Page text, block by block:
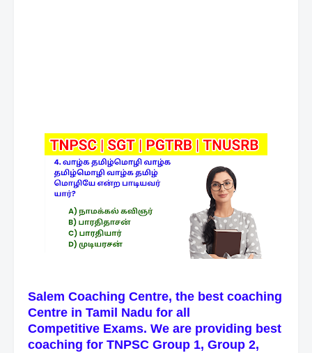
Salem Coaching Centre, the best coaching
Centre in Tamil Nadu for all
Competitive Exams. We are providing best
coaching for TNPSC Group 1, Group 2,